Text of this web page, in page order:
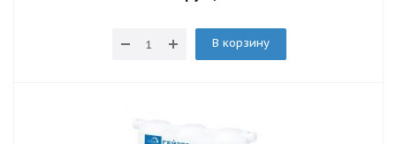
В корзину